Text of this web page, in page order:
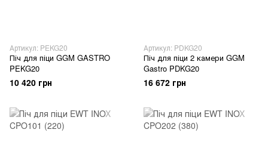
Артикул: PEKG20
Піч для піци GGM GASTRO
PEKG20
10 420 грн
Артикул: PDKG20
Піч для піци 2 камери GGM
Gastro PDKG20
16 672 грн